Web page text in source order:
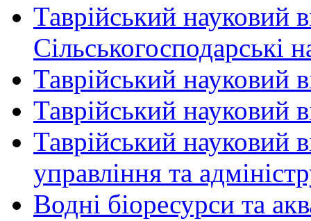
Таврійський науковий
Сільськогосподарські
Таврійський науковий
Таврійський науковий
Таврійський науковий
управління та
Водні біоресурси та